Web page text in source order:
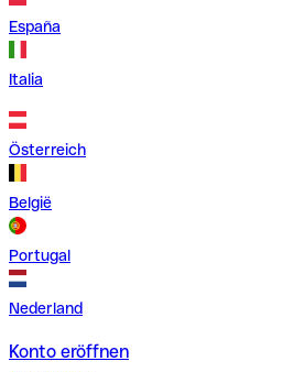
España
Italia
Österreich
België
Portugal
Nederland
Konto eröffnen